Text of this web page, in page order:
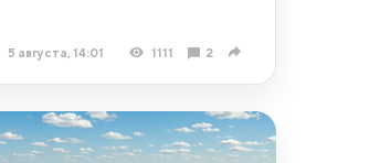
5 августа, 14:01 1111 2